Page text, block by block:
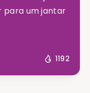
para um jantar
1192